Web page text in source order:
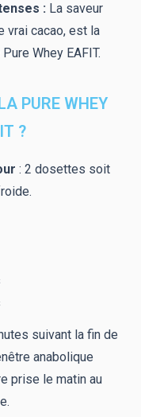
: La saveur
vrai cacao, est la
Whey EAFIT.
PURE WHEY
?
: 2 dosettes soit
suivant la fin de
anabolique
prise le matin au